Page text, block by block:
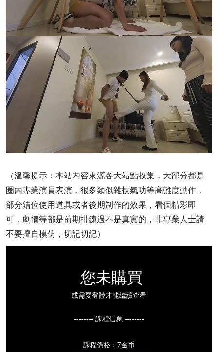
（溫馨提示：本站内容來源各大站點收集，大部分都是
圈内專業演員表演，很多類似雜技氣功等高難度動作，
部分錯位使用道具或者後期制作的效果，看個精彩即
可，劇情等都是前期排練過不是真實的，非專業人士請
不要擅自模仿，切記切記）
您未購買
或需要登陸才能繼續查看
-------- 課程信息 --------
課程價格：7金币